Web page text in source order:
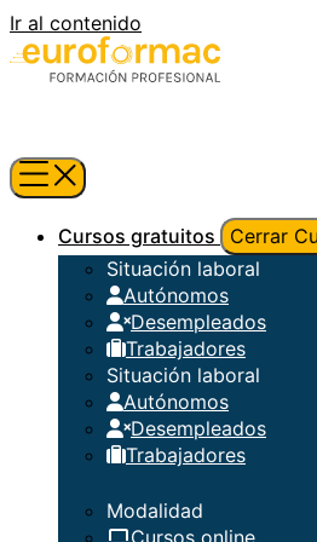
Ir al contenido
Cursos gratuitos Cerrar
Situación laboral
Autónomos
Desempleados
Trabajadores
Situación laboral
Autónomos
Desempleados
Trabajadores
Modalidad
Cursos online